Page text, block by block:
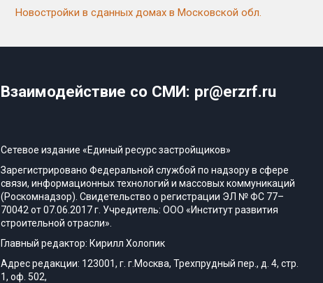
Новостройки в сданных домах в Московской обл.
Взаимодействие со СМИ: pr@erzrf.ru
Сетевое издание «Единый ресурс застройщиков»
Зарегистрировано Федеральной службой по надзору в сфере
связи, информационных технологий и массовых коммуникаций
(Роскомнадзор). Свидетельство о регистрации ЭЛ № ФС 77–
70042 от 07.06.2017 г. Учредитель: ООО «Институт развития
строительной отрасли».
Главный редактор: Кирилл Холопик
Адрес редакции: 123001, г. г.Москва, Трехпрудный пер., д. 4, стр.
1, оф. 502,